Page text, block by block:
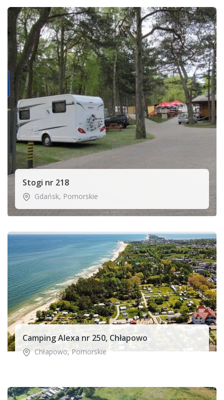
Stogi nr 218
Gdańsk, Pomorskie
Camping Alexa nr 250, Chłapowo
Chłapowo,Pomorskie